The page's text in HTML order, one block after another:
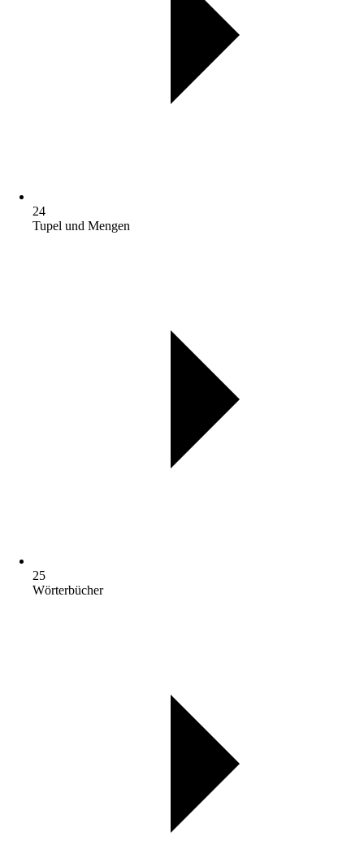
24
Tupel und Mengen
25
Wörterbücher